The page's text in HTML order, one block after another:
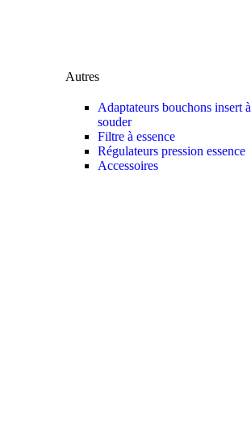
Autres
Adaptateurs bouchons insert à
souder
Filtre à essence
Régulateurs pression essence
Accessoires